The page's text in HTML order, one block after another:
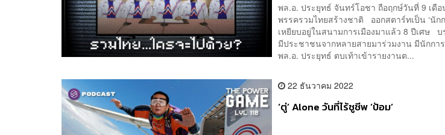
พล.อ. ประยุทธ์ จันทร์โอชา ถือฤกษ์วันที่ 9 เดื
พรรครวมไทยสร้างชาติ ออกสตาร์ทเป็น ‘นักก
เหยียบอยู่ในสนามการเมืองมาแล้ว 8 ปีเศษ
มีประชาชนจากหลายสายมาร่วมงาน มีนักการเ
พล.อ. ประยุทธ์ ตบเท้าเข้ารายงานต...
22 ธันวาคม 2022
‘ตู่’ Alone วันที่ไร้ชูชีพ ‘ป้อม’